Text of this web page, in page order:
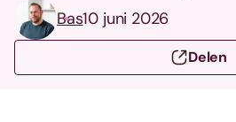
Bas10 juni 2026
Delen